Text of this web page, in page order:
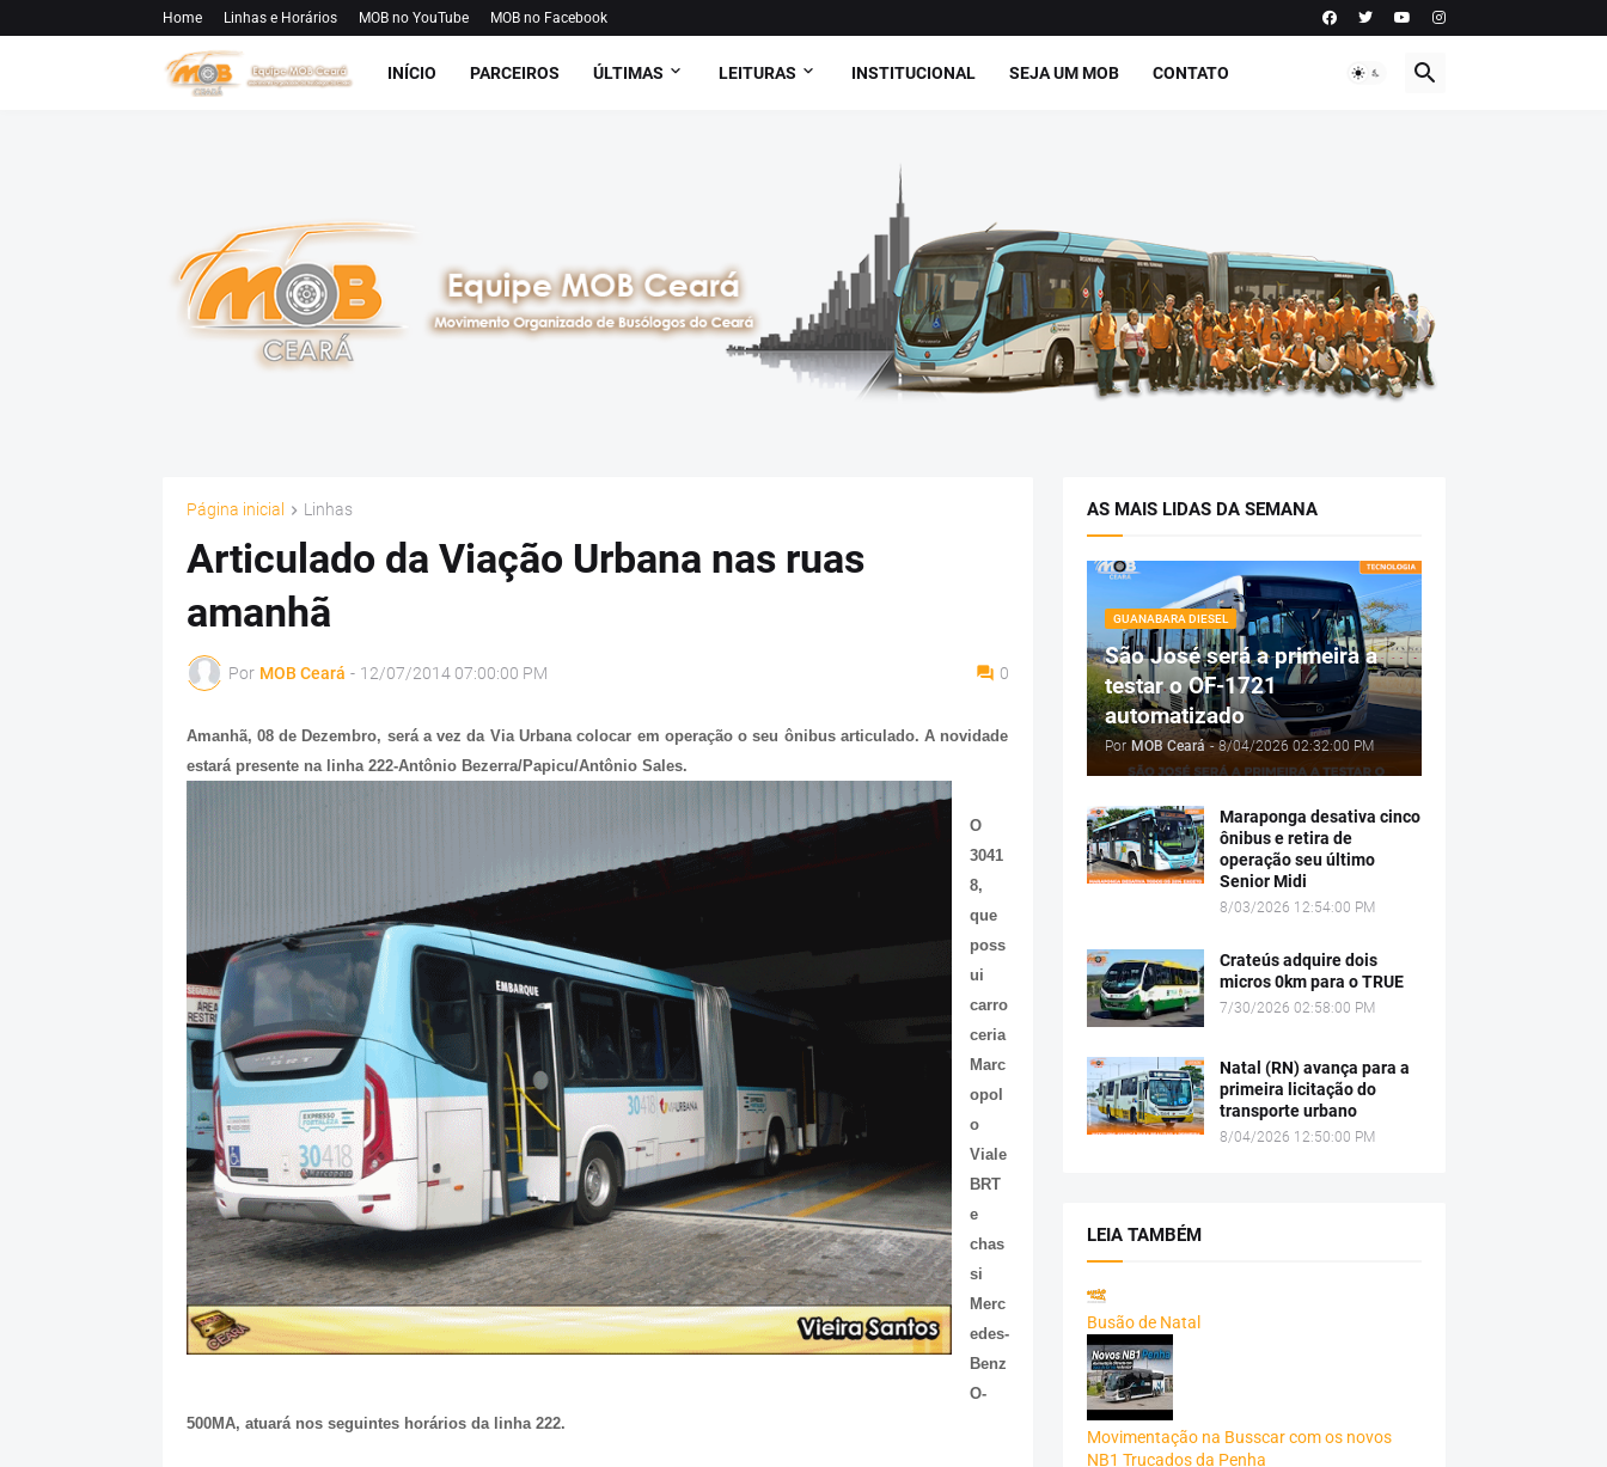
Home Linhas e Horários MOB no YouTube MOB no Facebook
INÍCIO PARCEIROS ÚLTIMAS LEITURAS INSTITUCIONAL SEJA UM MOB CONTATO
Página inicial Linhas
Articulado da Viação Urbana nas ruas
amanhã
Por MOB Ceará - 12/07/2014 07:00:00 PM 0
Amanhã, 08 de Dezembro, será a vez da Via Urbana colocar em operação o seu ônibus articulado. A novidade
estará presente na linha 222-Antônio Bezerra/Papicu/Antônio Sales.
O
3041
8,
que
poss
ui
carro
ceria
Marc
opol
o
Viale
BRT
e
chas
si
Merc
edes-
Benz
O-
500MA, atuará nos seguintes horários da linha 222.
AS MAIS LIDAS DA SEMANA
GUANABARA DIESEL
São José será a primeira a
testar o OF-1721
automatizado
Por MOB Ceará - 8/04/2026 02:32:00 PM
Maraponga desativa cinco
ônibus e retira de
operação seu último
Senior Midi
8/03/2026 12:54:00 PM
Crateús adquire dois
micros 0km para o TRUE
7/30/2026 02:58:00 PM
Natal (RN) avança para a
primeira licitação do
transporte urbano
8/04/2026 12:50:00 PM
LEIA TAMBÉM
Busão de Natal
Movimentação na Busscar com os novos
NB1 Trucados da Penha